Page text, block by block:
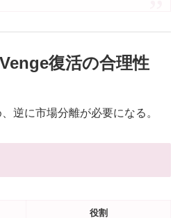
復活の合理性
逆に市場分離が必要になる。
役割